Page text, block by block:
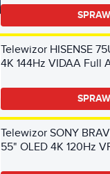
Telewizor HISENSE
4K 144Hz VIDAA Full
Telewizor SONY
55" OLED 4K 120Hz